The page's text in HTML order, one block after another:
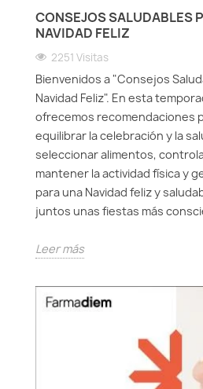
CONSEJOS SALUDABLES
NAVIDAD FELIZ
2251 Visitas
Bienvenidos a "Consejos
Navidad Feliz". En esta
ofrecemos recomendaciones
equilibrar la celebración y la
seleccionar alimentos,
mantener la actividad física y
para una Navidad feliz y
juntos unas fiestas más
Leer más